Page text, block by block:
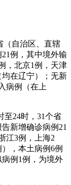
（自治区、直辖
例，其中境外输
，北京1例，天津
在辽宁）；无新
病例（在上
至24时，31个省
新增确诊病例21
江3例，上海2
，本土病例6例
病例1例，为境外